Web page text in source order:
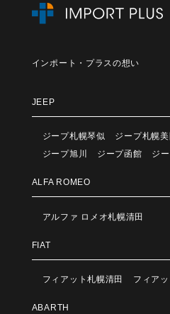
インポート・プラスの想い
JEEP
ジープ札幌琴似 ジープ札幌美
ジープ旭川
ジープ函館 ジ
ALFA ROMEO
アルファ ロメオ札幌清田
FIAT
フィアット札幌清田 フィアッ
ABARTH